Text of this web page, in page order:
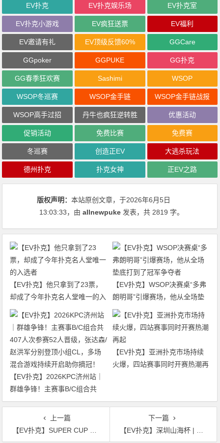
EV扑克 EV扑克娱乐场 EV扑克室
EV扑克小游戏 EV疯狂送票 EV福利
EV邀请有礼 EV顶级反馈60% GGCare
GGpoker GGPUKE GG扑克
GG春季狂欢赛 Sashimi WSOP
WSOP冬巡赛 WSOP金手链 WSOP金手链战报
WSOP高手过招 丹牛也疯狂逆转胜 优惠活动
促销活动 免费比赛 免费赛
冬巡赛 创造正EV 大逃杀玩法
德州扑克 扑克女神 正EV之路
版权声明：本站原创文章，于2026年6月5日
13:03:33，由allnewpuke 发表，共 2819 字。
【EV扑克】他只拿到了23票，
却成了今年扑克名人堂唯一的入
选者
【EV扑克】WSOP决赛桌“多弗
朗明哥”引爆赛场，他从全场垫
底打到了冠军争夺者
【EV扑克】2026KPC济州站｜
群雄争锋！主赛事B/C组合共
407人次参赛52人晋级，张达森/
赵洪军分别登顶小组CL，多场
混合游戏持续开启助你摘冠！
【EV扑克】亚洲扑克市场持续
火爆，四站赛事同时开赛热潮再
上一篇
【EV扑克】SUPER CUP BUSAN：从智力竞技到全球直播内容平台的战略升级
下一篇
【EV扑克】深圳山海杯 | 一路连斩多名好手闯关登顶，钟华萍高光收官山海杯T2主赛，新王荣耀诞生！T3定档7月9日-7月14日，期待再度相遇